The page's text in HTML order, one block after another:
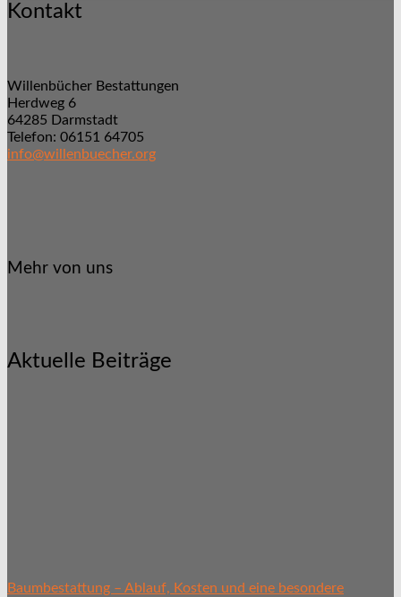
Kontakt
Willenbücher Bestattungen
Herdweg 6
64285 Darmstadt
Telefon: 06151 64705
info@willenbuecher.org
Mehr von uns
Aktuelle Beiträge
Baumbestattung – Ablauf, Kosten und eine besondere